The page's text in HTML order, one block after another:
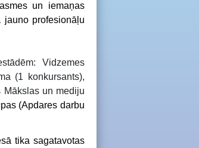
un iemaņas
profesionāļu
Vidzemes
(1 konkursants),
Mākslas un mediju
(Apdares darbu
tika sagatavotas